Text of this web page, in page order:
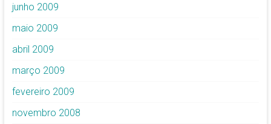
junho 2009
maio 2009
abril 2009
março 2009
fevereiro 2009
novembro 2008